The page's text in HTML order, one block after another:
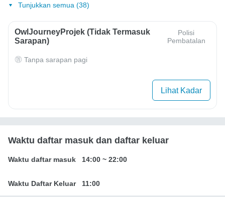
Tunjukkan semua (38)
OwlJourneyProjek (Tidak Termasuk
Sarapan)
Polisi
Pembatalan
Tanpa sarapan pagi
Lihat Kadar
Waktu daftar masuk dan daftar keluar
Waktu daftar masuk 14:00 ~ 22:00
Waktu Daftar Keluar 11:00